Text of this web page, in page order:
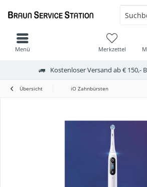
Kostenloser Versand ab € 150,-
Merkzettel
Menü
Übersicht iO Zahnbürsten